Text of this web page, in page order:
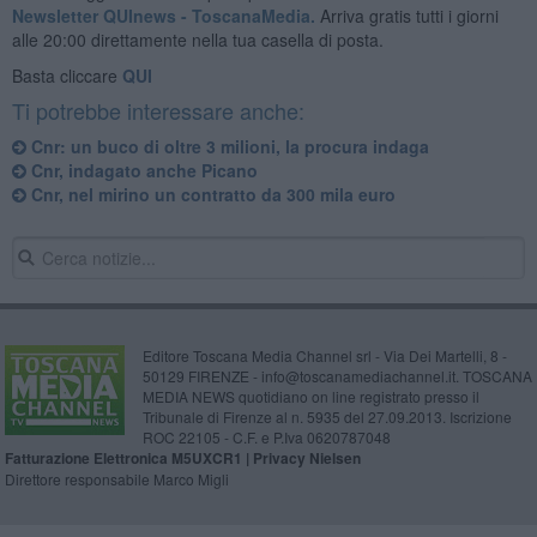
Newsletter QUInews - ToscanaMedia. Arriva gratis tutti i giorni
alle 20:00 direttamente nella tua casella di posta.
Basta cliccare QUI
Ti potrebbe interessare anche:
Cnr: un buco di oltre 3 milioni, la procura indaga
Cnr, indagato anche Picano
Cnr, nel mirino un contratto da 300 mila euro
Editore Toscana Media Channel srl - Via Dei Martelli, 8 -
50129 FIRENZE - info@toscanamediachannel.it. TOSCANA
MEDIA NEWS quotidiano on line registrato presso il
Tribunale di Firenze al n. 5935 del 27.09.2013. Iscrizione
ROC 22105 - C.F. e P.Iva 0620787048
Fatturazione Elettronica M5UXCR1 | Privacy Nielsen
Direttore responsabile Marco Migli